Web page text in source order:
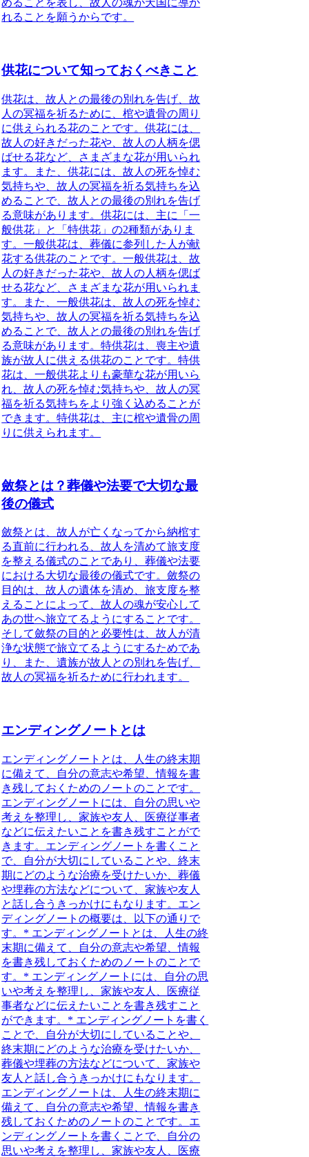
めることを表し、故人の魂が天国に導か
れることを願うからです。
供花について知っておくべきこと
供花は、故人との最後の別れを告げ、故
人の冥福を祈るために、棺や遺骨の周り
に供えられる花のことです。供花には、
故人の好きだった花や、故人の人柄を偲
ばせる花など、さまざまな花が用いられ
ます。また、供花には、故人の死を悼む
気持ちや、故人の冥福を祈る気持ちを込
めることで、故人との最後の別れを告げ
る意味があります。供花には、主に「一
般供花」と「特供花」の2種類がありま
す。一般供花は、葬儀に参列した人が献
花する供花のことです。一般供花は、故
人の好きだった花や、故人の人柄を偲ば
せる花など、さまざまな花が用いられま
す。また、一般供花は、故人の死を悼む
気持ちや、故人の冥福を祈る気持ちを込
めることで、故人との最後の別れを告げ
る意味があります。特供花は、喪主や遺
族が故人に供える供花のことです。特供
花は、一般供花よりも豪華な花が用いら
れ、故人の死を悼む気持ちや、故人の冥
福を祈る気持ちをより強く込めることが
できます。特供花は、主に棺や遺骨の周
りに供えられます。
斂祭とは？葬儀や法要で大切な最
後の儀式
斂祭とは 、故人が亡くなってから納棺す
る直前に行われる、故人を清めて旅支度
を整える儀式のことであり、葬儀や法要
における大切な最後の儀式です。斂祭の
目的は、故人の遺体を清め、旅支度を整
えることによって、故人の魂が安心して
あの世へ旅立てるようにすることです。
そして斂祭の目的と必要性は、故人が清
浄な状態で旅立てるようにするためであ
り、また、遺族が故人との別れを告げ、
故人の冥福を祈るために行われます。
エンディングノートとは
エンディングノートとは 、人生の終末期
に備えて、自分の意志や希望、情報を書
き残しておくためのノートのことです。
エンディングノートには、自分の思いや
考えを整理し、家族や友人、医療従事者
などに伝えたいことを書き残すことがで
きます。エンディングノートを書くこと
で、自分が大切にしていることや、終末
期にどのような治療を受けたいか、葬儀
や埋葬の方法などについて、家族や友人
と話し合うきっかけにもなります。 エン
ディングノートの概要は、以下の通りで
す。* エンディングノートとは、人生の終
末期に備えて、自分の意志や希望、情報
を書き残しておくためのノートのことで
す。* エンディングノートには、自分の思
いや考えを整理し、家族や友人、医療従
事者などに伝えたいことを書き残すこと
ができます。* エンディングノートを書く
ことで、自分が大切にしていることや、
終末期にどのような治療を受けたいか、
葬儀や埋葬の方法などについて、家族や
友人と話し合うきっかけにもなります。
エンディングノートは、人生の終末期に
備えて、自分の意志や希望、情報を書き
残しておくためのノートのことです。 エ
ンディングノートを書くことで、自分の
思いや考えを整理し、家族や友人、医療